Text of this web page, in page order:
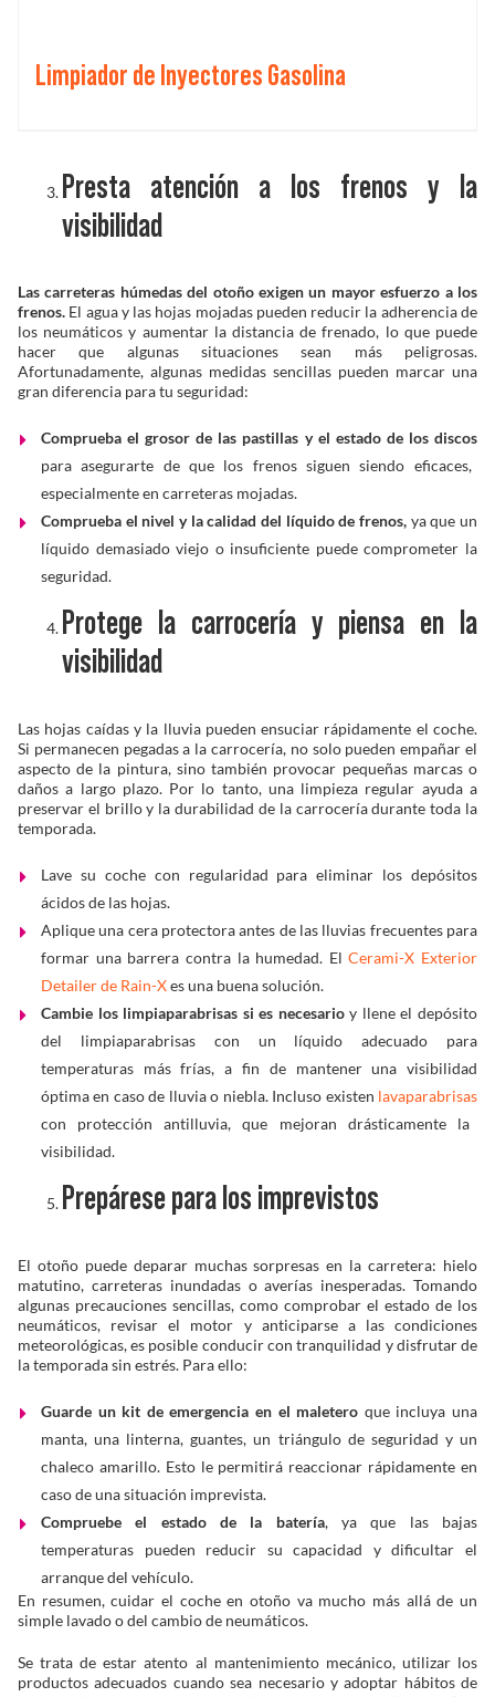
Limpiador de Inyectores Gasolina
Presta atención a los frenos y la
visibilidad
Las carreteras húmedas del otoño exigen un mayor esfuerzo a los
frenos.El agua y las hojas mojadas pueden reducir la adherencia de
los neumáticos y aumentar la distancia de frenado, lo que puede
hacer que algunas situaciones sean más peligrosas.
Afortunadamente, algunas medidas sencillas pueden marcar una
gran diferencia para tu seguridad:
Comprueba el grosor de las pastillas y el estado de los discos
para asegurarte de que los frenos siguen siendo eficaces,
especialmente en carreteras mojadas.
Comprueba el nivel y la calidad del líquido de frenos, ya que un
líquido demasiado viejo o insuficiente puede comprometer la
seguridad.
Protege la carrocería y piensa en la
visibilidad
Las hojas caídas y la lluvia pueden ensuciar rápidamente el coche.
Si permanecen pegadas a la carrocería, no solo pueden empañar el
aspecto de la pintura, sino también provocar pequeñas marcas o
daños a largo plazo. Por lo tanto, una limpieza regular ayuda a
preservar el brillo y la durabilidad de la carrocería durante toda la
temporada.
Lave su coche con regularidad para eliminar los depósitos
ácidos de las hojas.
Aplique una cera protectora antes de las lluvias frecuentes para
formar una barrera contra la humedad. ElCerami-X Exterior
Detailer de Rain-Xes una buena solución.
Cambie los limpiaparabrisas si es necesarioy llene el depósito
del limpiaparabrisas con un líquido adecuado para
temperaturas más frías, a fin de mantener una visibilidad
óptima en caso de lluvia o niebla. Incluso existen lavaparabrisas
con protección antilluvia, que mejoran drásticamente la
visibilidad.
Prepárese para los imprevistos
El otoño puede deparar muchas sorpresas en la carretera: hielo
matutino, carreteras inundadas o averías inesperadas. Tomando
algunas precauciones sencillas, como comprobar el estado de los
neumáticos, revisar el motor y anticiparse a las condiciones
meteorológicas, es posible conducir con tranquilidad y disfrutar de
la temporada sin estrés. Para ello:
Guarde un kit de emergencia en el maletero que incluya una
manta, una linterna, guantes, un triángulo de seguridad y un
chaleco amarillo. Esto le permitirá reaccionar rápidamente en
caso de una situación imprevista.
Compruebe el estado de la batería, ya que las bajas
temperaturas pueden reducir su capacidad y dificultar el
arranque del vehículo.
En resumen, cuidar el coche en otoño va mucho más allá de un
simple lavado o del cambio de neumáticos.
Se trata de estar atento al mantenimiento mecánico, utilizar los
productos adecuados cuando sea necesario y adoptar hábitos de